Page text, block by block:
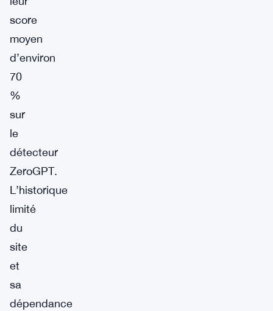
score
moyen
d’environ
70
%
sur
le
détecteur
ZeroGPT.
L’historique
limité
du
site
et
sa
dépendance